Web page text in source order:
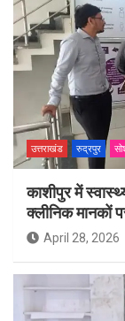
उत्तराखंड रुद्रपुर
काशीपुर में
क्लीनिक मानकों
April 28, 2026